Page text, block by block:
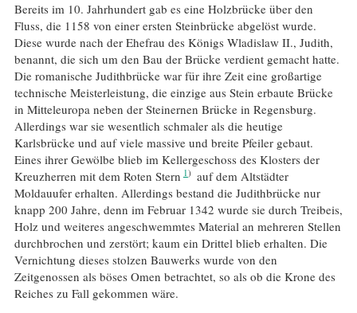
Bereits im 10. Jahrhundert gab es eine Holzbrücke über den
Fluss, die 1158 von einer ersten Steinbrücke abgelöst wurde.
Diese wurde nach der Ehefrau des Königs Wladislaw II., Judith,
benannt, die sich um den Bau der Brücke verdient gemacht hatte.
Die romanische Judithbrücke war für ihre Zeit eine großartige
technische Meisterleistung, die einzige aus Stein erbaute Brücke
in Mitteleuropa neben der Steinernen Brücke in Regensburg.
Allerdings war sie wesentlich schmaler als die heutige
Karlsbrücke und auf viele massive und breite Pfeiler gebaut.
Eines ihrer Gewölbe blieb im Kellergeschoss des Klosters der
Kreuzherren mit dem Roten Stern 1
auf dem Altstädter
Moldauufer erhalten. Allerdings bestand die Judithbrücke nur
knapp 200 Jahre, denn im Februar 1342 wurde sie durch Treibeis,
Holz und weiteres angeschwemmtes Material an mehreren Stellen
durchbrochen und zerstört; kaum ein Drittel blieb erhalten. Die
Vernichtung dieses stolzen Bauwerks wurde von den
Zeitgenossen als böses Omen betrachtet, so als ob die Krone des
Reiches zu Fall gekommen wäre.